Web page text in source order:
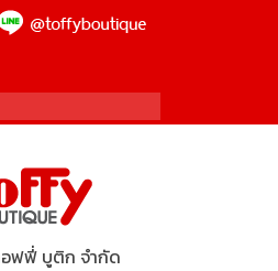
ฟฟี่ บูติก จำกัด